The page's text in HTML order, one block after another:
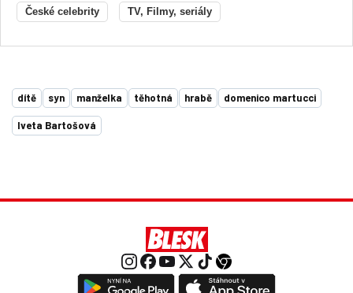
České celebrity TV, Filmy, seriály
dítě syn manželka těhotná hrabě domenico martucci
Iveta Bartošová